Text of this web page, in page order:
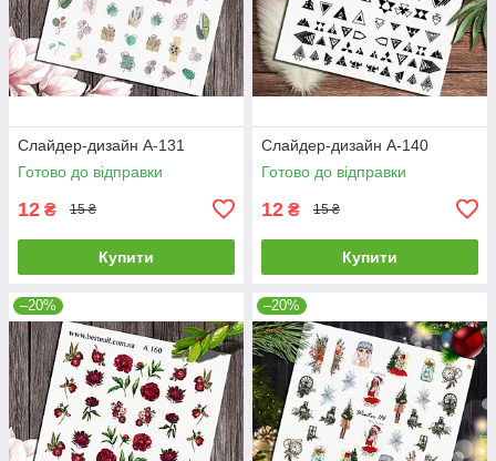
Слайдер-дизайн A-131
Готово до відправки
12 ₴ 15 ₴
Купити
Слайдер-дизайн A-140
Готово до відправки
12 ₴ 15 ₴
Купити
–20% –20%